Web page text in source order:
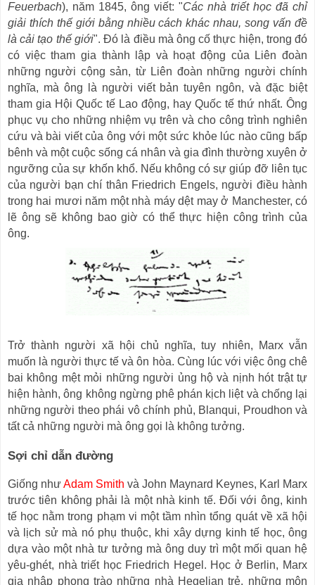
Feuerbach), năm 1845, ông viết: "Các nhà triết học đã chỉ
giải thích thế giới bằng nhiều cách khác nhau, song vấn đề
là cải tạo thế giới". Đó là điều mà ông cố thực hiện, trong đó
có việc tham gia thành lập và hoạt động của Liên đoàn
những người cộng sản, từ Liên đoàn những người chính
nghĩa, mà ông là người viết bản tuyên ngôn, và đặc biệt
tham gia Hội Quốc tế Lao động, hay Quốc tế thứ nhất. Ông
phục vụ cho những nhiệm vụ trên và cho công trình nghiên
cứu và bài viết của ông với một sức khỏe lúc nào cũng bấp
bênh và một cuộc sống cá nhân và gia đình thường xuyên ở
ngưỡng của sự khốn khổ. Nếu không có sự giúp đỡ liên tục
của người bạn chí thân Friedrich Engels, người điều hành
trong hai mươi năm một nhà máy dệt may ở Manchester, có
lẽ ông sẽ không bao giờ có thể thực hiện công trình của
ông.
Trở thành người xã hội chủ nghĩa, tuy nhiên, Marx vẫn
muốn là người thực tế và ôn hòa. Cùng lúc với việc ông chê
bai không mệt mỏi những người ủng hộ và nịnh hót trật tự
hiện hành, ông không ngừng phê phán kịch liệt và chống lại
những người theo phái vô chính phủ, Blanqui, Proudhon và
tất cả những người mà ông gọi là không tưởng.
Sợi chỉ dẫn đường
Giống nhưAdam Smith và John Maynard Keynes, Karl Marx
trước tiên không phải là một nhà kinh tế. Đối với ông, kinh
tế học nằm trong phạm vi một tầm nhìn tổng quát về xã hội
và lịch sử mà nó phụ thuộc, khi xây dựng kinh tế học, ông
dựa vào một nhà tư tưởng mà ông duy trì một mối quan hệ
yêu-ghét, nhà triết học Friedrich Hegel. Học ở Berlin, Marx
gia nhập phong trào những nhà Hegelian trẻ, những môn